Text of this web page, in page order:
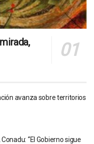
avanza sobre territorios
“El Gobierno sigue